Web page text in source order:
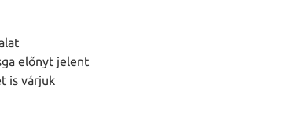
előnyt jelent
is várjuk